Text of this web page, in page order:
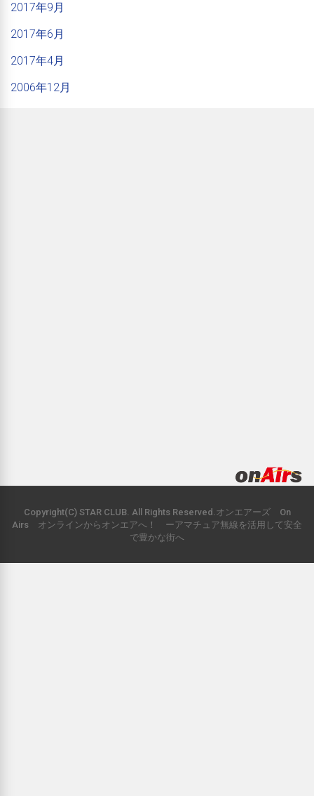
2017年9月
2017年6月
2017年4月
2006年12月
Copyright(C) STAR CLUB. All Rights Reserved.オンエアーズ On
Airs オンラインからオンエアへ！ ーアマチュア無線を活用して安全
で豊かな街へ